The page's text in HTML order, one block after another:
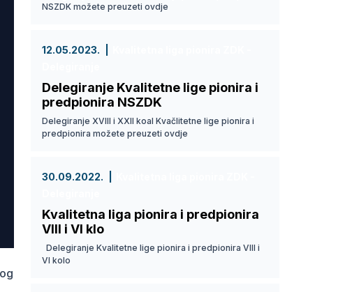
NSZDK možete preuzeti ovdje
12.05.2023.
Delegiranje Kvalitetne lige pionira i
predpionira NSZDK
Delegiranje XVIII i XXII koal Kvačlitetne lige pionira i
predpionira možete preuzeti ovdje
30.09.2022.
Kvalitetna liga pionira i predpionira
VIII i VI klo
Delegiranje Kvalitetne lige pionira i predpionira VIII i
VI kolo